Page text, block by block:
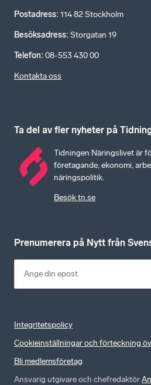
Postadress: 114 82 Stockholm
Besöksadress: Storgatan 19
Telefon: 08-553 430 00
Kontakta oss
Ta del av fler nyheter på
Tidningen Näringslivet är
företagande, ekonomi,
näringspolitik.
Besök tn.se
Prenumerera på Nytt från
Integritetspolicy
Cookieinställningar och förteckning
Bli medlemsföretag
Ansvarig utgivare och chefredaktör